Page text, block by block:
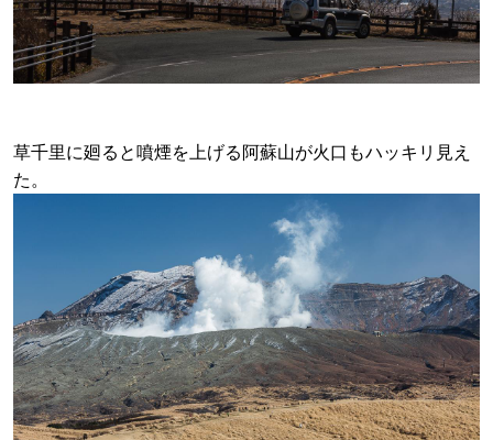
草千里に廻ると噴煙を上げる阿蘇山が火口もハッキリ見え
た。